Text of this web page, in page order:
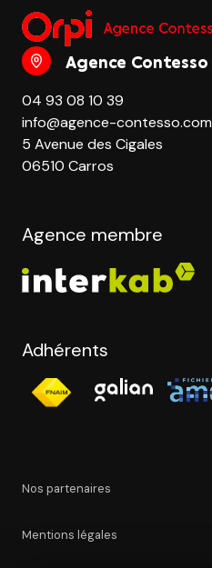
Agence Contesso
04 93 08 10 39
info@agence-contesso.com
5 Avenue des Cigales
06510 Carros
Agence membre
Adhérents
Nos partenaires
Mentions légales